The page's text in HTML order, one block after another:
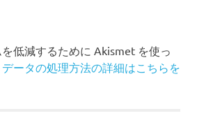
低減するために Akismet を使っ
ータの処理方法の詳細はこちらを